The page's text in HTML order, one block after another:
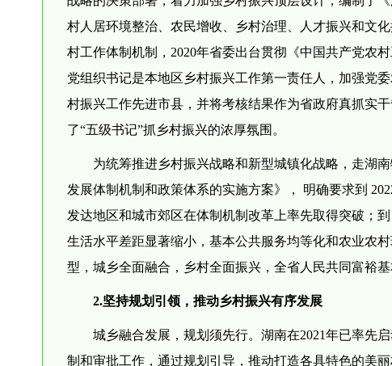
村人居环境整治、农民增收、乡村治理、人才振兴和文
村工作体制机制，2020年省委出台贯彻《中国共产党农
党组织书记是本地区乡村振兴工作第一责任人，加强党
村振兴工作先进市县，并将考核结果作为省政府真抓实
了“五级书记”抓乡村振兴的浓厚氛围。
为统筹推进乡村振兴战略和新型城镇化战略，走湖
发展体制机制和政策体系的实施方案》， 明确要求到
发达地区和城市郊区在体制机制改革上率先取得突破；
生活水平差距显著缩小，基本公共服务均等化和农业农
型，城乡全面融合，乡村全面振兴，全省人民共同富裕基
2.坚持规划引领，推动乡村振兴有序发展
城乡融合发展，规划须先行。湖南在2021年已率先
制和审批工作，通过规划引导，推动打造各具特色的美